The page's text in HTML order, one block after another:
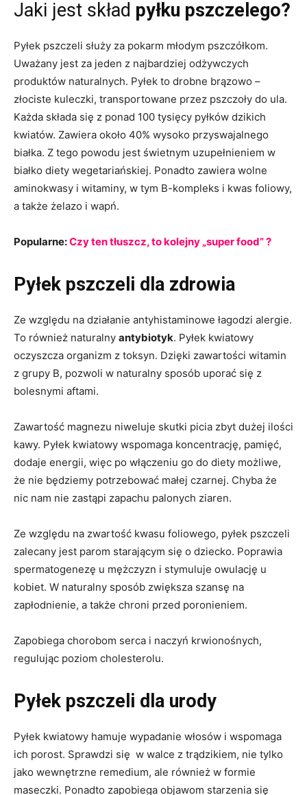
Jaki jest skład pyłku pszczelego?
Pyłek pszczeli służy za pokarm młodym pszczółkom.
Uważany jest za jeden z najbardziej odżywczych
produktów naturalnych. Pyłek to drobne brązowo –
złociste kuleczki, transportowane przez pszczoły do ula.
Każda składa się z ponad 100 tysięcy pyłków dzikich
kwiatów. Zawiera około 40% wysoko przyswajalnego
białka. Z tego powodu jest świetnym uzupełnieniem w
białko diety wegetariańskiej. Ponadto zawiera wolne
aminokwasy i witaminy, w tym B-kompleks i kwas foliowy,
a także żelazo i wapń.
Popularne:Czy ten tłuszcz, to kolejny „super food” ?
Pyłek pszczeli dla zdrowia
Ze względu na działanie antyhistaminowe łagodzi alergie.
To również naturalny antybiotyk. Pyłek kwiatowy
oczyszcza organizm z toksyn. Dzięki zawartości witamin
z grupy B, pozwoli w naturalny sposób uporać się z
bolesnymi aftami.
Zawartość magnezu niweluje skutki picia zbyt dużej ilości
kawy. Pyłek kwiatowy wspomaga koncentrację, pamięć,
dodaje energii, więc po włączeniu go do diety możliwe,
że nie będziemy potrzebować małej czarnej. Chyba że
nic nam nie zastąpi zapachu palonych ziaren.
Ze względu na zwartość kwasu foliowego, pyłek pszczeli
zalecany jest parom starającym się o dziecko. Poprawia
spermatogenezę u mężczyzn i stymuluje owulację u
kobiet. W naturalny sposób zwiększa szansę na
zapłodnienie, a także chroni przed poronieniem.
Zapobiega chorobom serca i naczyń krwionośnych,
regulując poziom cholesterolu.
Pyłek pszczeli dla urody
Pyłek kwiatowy hamuje wypadanie włosów i wspomaga
ich porost. Sprawdzi się w walce z trądzikiem, nie tylko
jako wewnętrzne remedium, ale również w formie
maseczki. Ponadto zapobiega objawom starzenia się